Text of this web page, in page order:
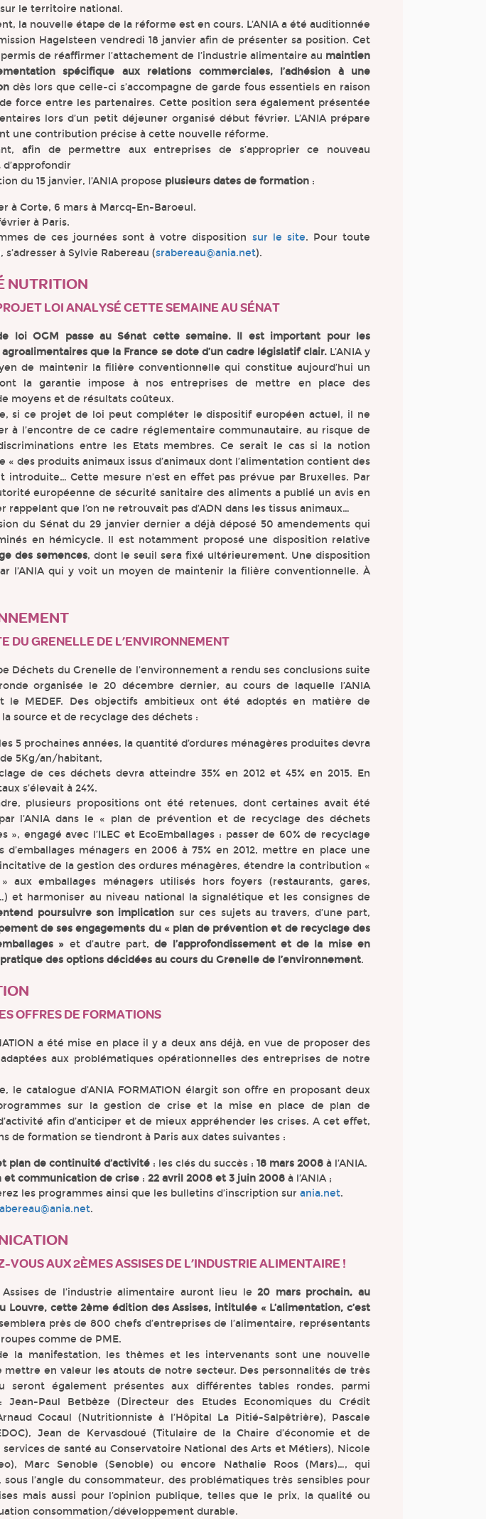
le territoire national.
la nouvelle étape de la réforme est en cours. L’ANIA a été auditionnée
Hagelsteen vendredi 18 janvier afin de présenter sa position. Cet
de réaffirmer l’attachement de l’industrie alimentaire au maintien
spécifique aux relations commerciales, l’adhésion à une
dès lors que celle-ci s’accompagne de garde fous essentiels en raison
force entre les partenaires. Cette position sera également présentée
lors d’un petit déjeuner organisé début février. L’ANIA prépare
une contribution précise à cette nouvelle réforme.
afin de permettre aux entreprises de s’approprier ce nouveau
du 15 janvier, l’ANIA propose plusieurs dates de formation :
à Corte, 6 mars à Marcq-En-Baroeul.
à Paris.
de ces journées sont à votre disposition sur le site. Pour toute
à Sylvie Rabereau (srabereau@ania.net).
NUTRITION
LOI ANALYSÉ CETTE SEMAINE AU SÉNAT
loi OGM passe au Sénat cette semaine. Il est important pour les
que la France se dote d’un cadre législatif clair. L’ANIA y
de maintenir la filière conventionnelle qui constitue aujourd’hui un
la garantie impose à nos entreprises de mettre en place des
moyens et de résultats coûteux.
si ce projet de loi peut compléter le dispositif européen actuel, il ne
à l’encontre de ce cadre réglementaire communautaire, au risque de
entre les Etats membres. Ce serait le cas si la notion
« des produits animaux issus d’animaux dont l’alimentation contient des
introduite… Cette mesure n’est en effet pas prévue par Bruxelles. Par
européenne de sécurité sanitaire des aliments a publié un avis en
rappelant que l’on ne retrouvait pas d’ADN dans les tissus animaux…
du Sénat du 29 janvier dernier a déjà déposé 50 amendements qui
en hémicycle. Il est notamment proposé une disposition relative
des semences, dont le seuil sera fixé ultérieurement. Une disposition
l’ANIA qui y voit un moyen de maintenir la filière conventionnelle. À
DU GRENELLE DE L’ENVIRONNEMENT
Déchets du Grenelle de l’environnement a rendu ses conclusions suite
organisée le 20 décembre dernier, au cours de laquelle l’ANIA
le MEDEF. Des objectifs ambitieux ont été adoptés en matière de
source et de recyclage des déchets :
5 prochaines années, la quantité d’ordures ménagères produites devra
5Kg/an/habitant,
de ces déchets devra atteindre 35% en 2012 et 45% en 2015. En
s’élevait à 24%.
plusieurs propositions ont été retenues, dont certaines avait été
l’ANIA dans le « plan de prévention et de recyclage des déchets
», engagé avec l’ILEC et EcoEmballages : passer de 60% de recyclage
d’emballages ménagers en 2006 à 75% en 2012, mettre en place une
de la gestion des ordures ménagères, étendre la contribution «
aux emballages ménagers utilisés hors foyers (restaurants, gares,
et harmoniser au niveau national la signalétique et les consignes de
entend poursuivre son implication sur ces sujets au travers, d’une part,
de ses engagements du « plan de prévention et de recyclage des
» et d’autre part, de l’approfondissement et de la mise en
des options décidées au cours du Grenelle de l’environnement.
OFFRES DE FORMATIONS
a été mise en place il y a deux ans déjà, en vue de proposer des
aux problématiques opérationnelles des entreprises de notre
le catalogue d’ANIA FORMATION élargit son offre en proposant deux
sur la gestion de crise et la mise en place de plan de
afin d’anticiper et de mieux appréhender les crises. A cet effet,
de formation se tiendront à Paris aux dates suivantes :
plan de continuité d’activité : les clés du succès : 18 mars 2008 à l’ANIA.
et communication de crise : 22 avril 2008 et 3 juin 2008 à l’ANIA ;
les programmes ainsi que les bulletins d’inscription sur ania.net.
.
VOUS AUX 2ÈMES ASSISES DE L’INDUSTRIE ALIMENTAIRE !
Assises de l’industrie alimentaire auront lieu le 20 mars prochain, au
Louvre, cette 2ème édition des Assises, intitulée « L’alimentation, c’est
près de 800 chefs d’entreprises de l’alimentaire, représentants
comme de PME.
la manifestation, les thèmes et les intervenants sont une nouvelle
mettre en valeur les atouts de notre secteur. Des personnalités de très
seront également présentes aux différentes tables rondes, parmi
Jean-Paul Betbèze (Directeur des Etudes Economiques du Crédit
Cocaul (Nutritionniste à l’Hôpital La Pitié-Salpêtrière), Pascale
Jean de Kervasdoué (Titulaire de la Chaire d’économie et de
services de santé au Conservatoire National des Arts et Métiers), Nicole
Marc Senoble (Senoble) ou encore Nathalie Roos (Mars)…, qui
sous l’angle du consommateur, des problématiques très sensibles pour
mais aussi pour l’opinion publique, telles que le prix, la qualité ou
consommation/développement durable.